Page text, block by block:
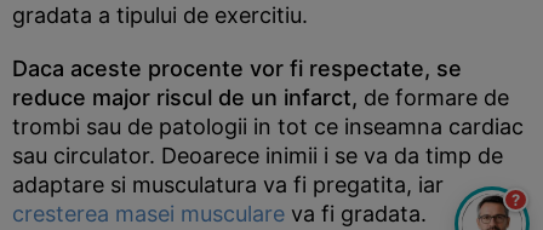
gradata a tipului de exercitiu.
Daca aceste procente vor fi respectate, se
reduce major riscul de un infarct, de formare de
trombi sau de patologii in tot ce inseamna cardiac
sau circulator. Deoarece inimii i se va da timp de
adaptare si musculatura va fi pregatita, iar
cresterea masei musculare va fi gradata.
?